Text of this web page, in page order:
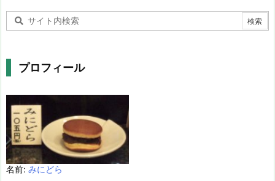
プロフィール
名前: みにどら